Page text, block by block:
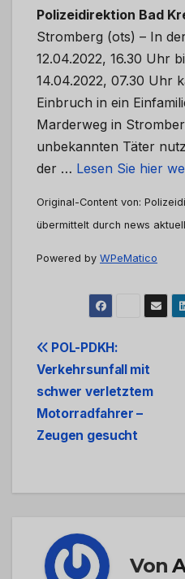
Polizeidirektion Bad
Stromberg (ots) – In
12.04.2022, 16.30 Uhr
14.04.2022, 07.30 Uhr
Einbruch in ein
Marderweg in
unbekannten Täter
der … Lesen Sie hier
Original-Content von:
übermittelt durch news aktuell
Powered by WPeMatico
Beitrags-
Navigation
POL-PDKH:
Verkehrsunfall mit
schwer verletztem
Motorradfahrer –
Zeugen gesucht
Von